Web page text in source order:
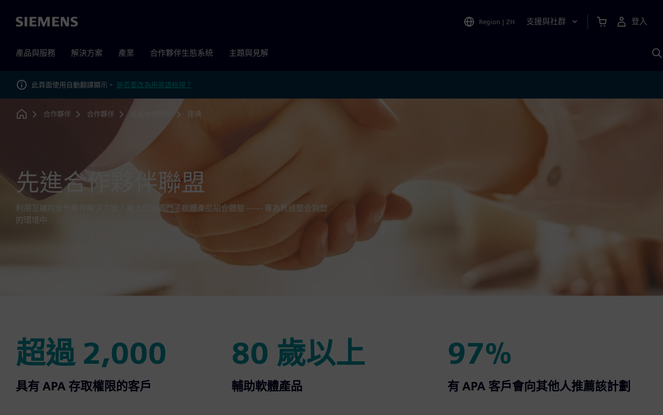
Siemens Region | ZH 支援與社群 登入
產品與服務 解決方案 產業 合作夥伴生態系統 主題與見解
此頁面使用自動翻譯顯示。 是否要改為用英語檢視？
Home
合作夥伴 合作夥伴 建構
先進合作夥伴聯盟
利用互補的合作夥伴解決方案，擴大您的西門子軟體產品組合體驗 —— 專為無縫整合到您
的環境中
超過 2,000
超過 2,000
具有 APA 存取權限的客戶
80 歲以上
80 歲以上
輔助軟體產品
97%
97%
有 APA 客戶會向其他人推薦該計劃